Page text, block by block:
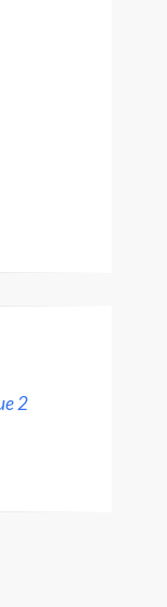
2